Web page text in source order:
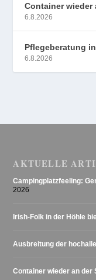
Container wieder
6.8.2026
Pflegeberatung
6.8.2026
AKTUELLE
Campingplatzfeeling:
2026
Irish-Folk in der Höhle
Ausbreitung der
Container wieder an der